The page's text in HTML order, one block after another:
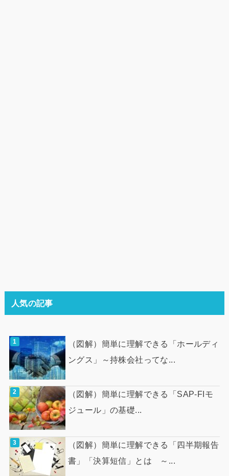
人気の記事
（図解）簡単に理解できる「ホールディ
ングス」～持株会社ってな...
（図解）簡単に理解できる「SAP-FIモ
ジュール」の基礎...
（図解）簡単に理解できる「四半期報告
書」「決算短信」とは ～...